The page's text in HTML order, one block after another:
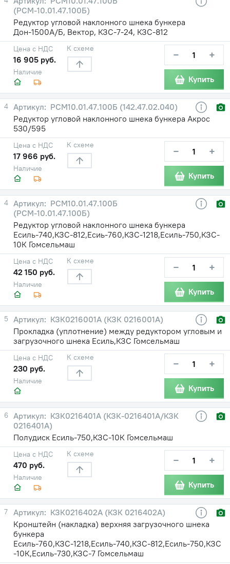
(РСМ-10.01.47.100Б)
Редуктор угловой наклонного шнека бункера
Дон-1500А/Б, Вектор, КЗС-7-24, КЗС-812
Наличие
Цена с НДС
16 905 руб.
К схеме − +
Купить
4
РСМ10.01.47.100Б (142.47.02.040)
Редуктор угловой наклонного шнека бункера Акрос
530/595
Наличие
Цена с НДС
17 966 руб.
К схеме − +
Купить
4
РСМ10.01.47.100Б
(РСМ-10.01.47.100Б)
Редуктор угловой наклонного шнека бункера
Есиль-740,КЗС-812,Есиь-760,КЗС-1218,Есиль-750,КЗС-
10К Гомсельмаш
Наличие
Цена с НДС
42 150 руб.
К схеме − +
Купить
5
КЗК0216001А (КЗК 0216001А)
Прокладка (уплотнение) между редуктором угловым и
загрузочного шнека Есиль,КЗС Гомсельмаш
Наличие
Цена с НДС
230 руб.
К схеме − +
Купить
6
КЗК0216401А (КЗК-0216401А/КЗК
0216401А)
Полудиск Есиль-750,КЗС-10К Гомсельмаш
Наличие
Цена с НДС
470 руб.
К схеме − +
Купить
7
КЗК0216402А (КЗК 0216402А)
Кронштейн (накладка) верхняя загрузочного шнека
бункера
Есиль-760,КЗС-1218,Есиль-740,КЗС-812,Есиль-750,КЗС
-10К,Есиль-730,КЗС-7 Гомсельмаш